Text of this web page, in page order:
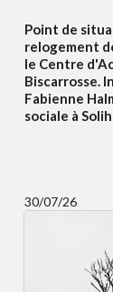
Point de
relogement
le Centre
Biscarrosse.
Fabienne
sociale à
30/07/26